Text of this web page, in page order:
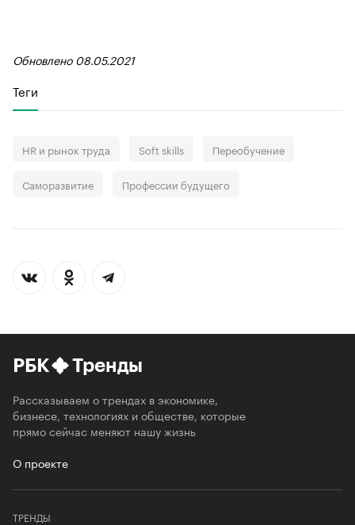
Обновлено 08.05.2021
Теги
HR и рынок труда Soft skills Переобучение
Саморазвитие Профессии будущего
РБК Тренды
Рассказываем о трендах в экономике,
бизнесе, технологиях и обществе, которые
прямо сейчас меняют нашу жизнь
О проекте
ТРЕНДЫ